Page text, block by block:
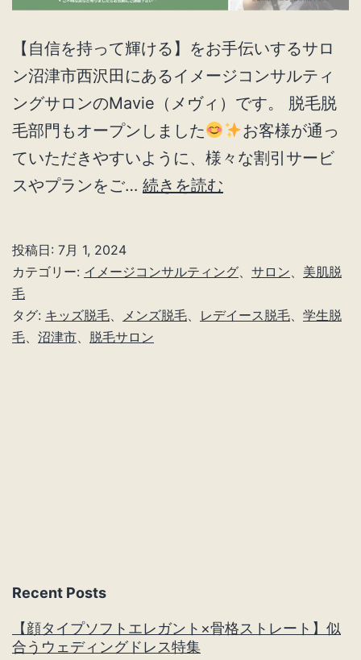
【自信を持って輝ける】をお手伝いするサロ
ン沼津市西沢田にあるイメージコンサルティ
ングサロンのMavie（メヴィ）です。 脱毛脱
毛部門もオープンしました
お客様が通っ
ていただきやすいように、様々な割引サービ
スやプランをご… 続きを読む
西
田
ン
投稿日: 7月 1, 2024
カテゴリー: イメージコンサルティング、 サロン、 美肌脱
毛
タグ: キッズ脱毛、 メンズ脱毛、 レデイース脱毛、 学生脱
毛、 沼津市、 脱毛サロン
Recent Posts
【顔タイプソフトエレガント×骨格ストレート】似
合うウェディングドレス特集